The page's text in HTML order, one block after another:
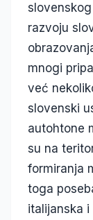
razvoju
mnogi
već
slovenski
autohtone
su na
formiranja
toga
italijanska i